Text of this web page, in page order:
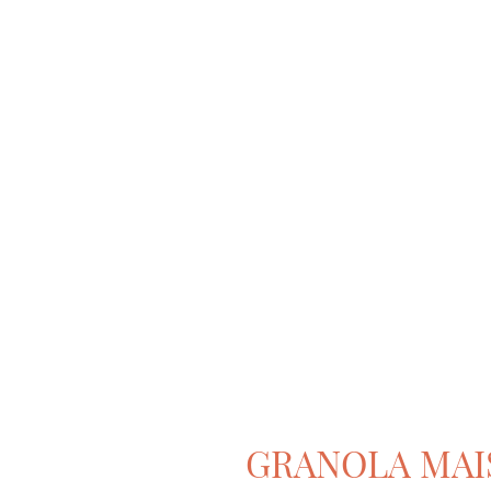
GRANOLA